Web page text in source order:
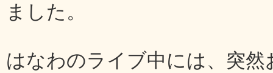
ました。
はなわのライブ中には、突